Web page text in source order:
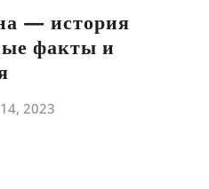
— история
факты и
2023